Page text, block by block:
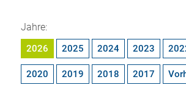
Jahre:
2026 2025 2024 2023
2020 2019 2018 2017